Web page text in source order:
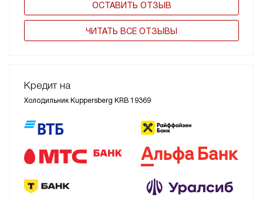
ОСТАВИТЬ ОТЗЫВ
ЧИТАТЬ ВСЕ ОТЗЫВЫ
Кредит на
Холодильник Kuppersberg KRB 19369